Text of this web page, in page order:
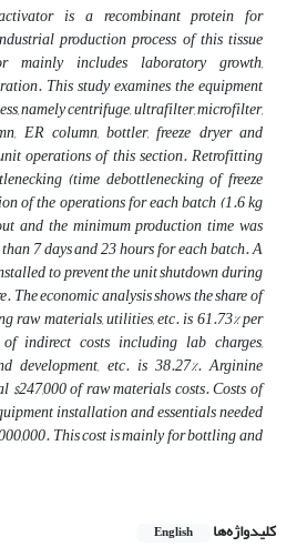
is a recombinant protein for
production process of this tissue
mainly includes laboratory growth,
This study examines the equipment
namely centrifuge, ultrafilter, microfilter,
ER column, bottler, freeze dryer and
operations of this section. Retrofitting
(time debottlenecking of freeze
of the operations for each batch (1.6 kg
and the minimum production time was
7 days and 23 hours for each batch. A
to prevent the unit shutdown during
The economic analysis shows the share of
raw materials, utilities, etc. is 61.73% per
indirect costs including lab charges,
development, etc. is 38.27%. Arginine
$247,000 of raw materials costs. Costs of
installation and essentials needed
This cost is mainly for bottling and
کلیدواژه‌ها English